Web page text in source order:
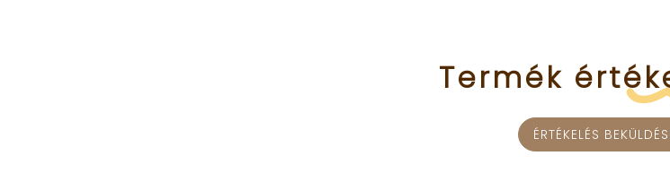
Termék
ÉRTÉKELÉS